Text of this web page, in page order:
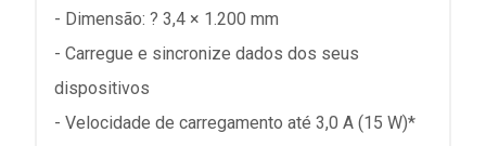
- Dimensão: ? 3,4 × 1.200 mm
- Carregue e sincronize dados dos seus
dispositivos
- Velocidade de carregamento até 3,0 A (15 W)*